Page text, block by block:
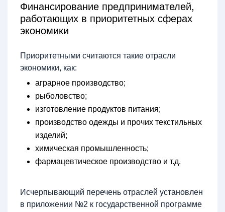
Финансирование предпринимателей,
работающих в приоритетных сферах
экономики
Приоритетными считаются такие отрасли
экономики, как:
аграрное производство;
рыболовство;
изготовление продуктов питания;
производство одежды и прочих текстильных
изделий;
химическая промышленность;
фармацевтическое производство и т.д.
Исчерпывающий перечень отраслей установлен
в приложении №2 к государственной программе